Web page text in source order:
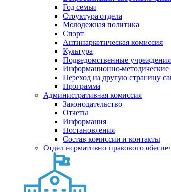
Год семьи
Структура отдела
Молодежная политика
Спорт
Антинаркотическая комиссия
Культура
Подведомственные
Информационно-методические
Переход на другую страницу
Программа
Административная комиссия
Законодательство
Отчеты
Информация
Постановления
Состав комиссии и контакты
Отдел нормативно-правового